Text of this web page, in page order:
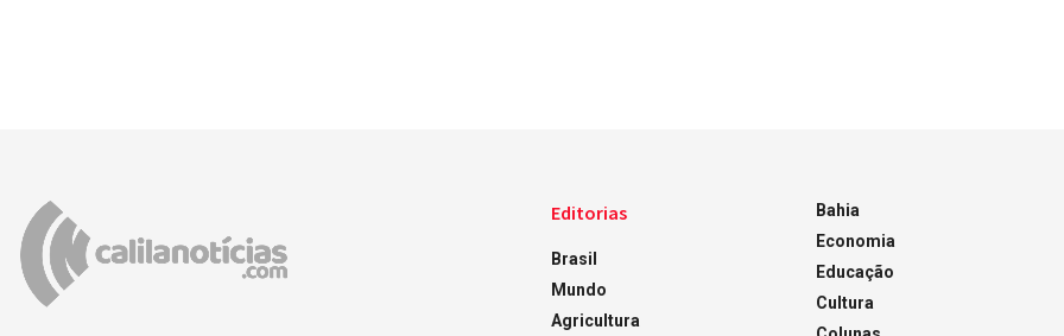
Editorias
Brasil
Mundo
Agricultura
Bahia
Economia
Educação
Cultura